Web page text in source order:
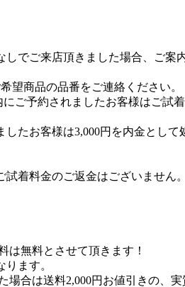
でご来店頂きました場合、ご案
望商品の品番をご連絡ください。
ご予約されましたお客様はご試
たお客様は3,000円を内金として
着料金のご返金はございません。
は無料とさせて頂きます！
ます。
合は送料2,000円お値引きの、実